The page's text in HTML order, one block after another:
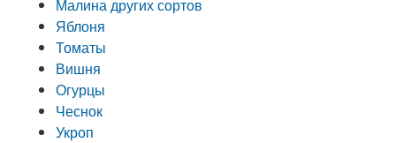
Малина других сортов
Яблоня
Томаты
Вишня
Огурцы
Чеснок
Укроп